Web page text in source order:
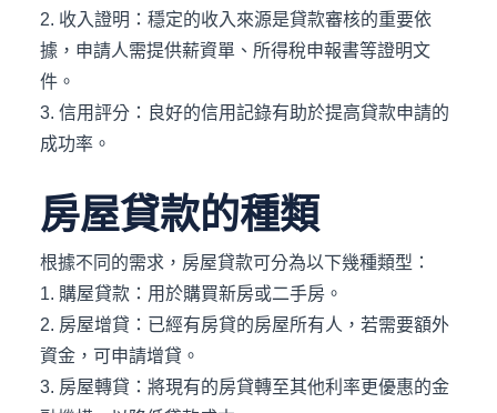
2. 收入證明：穩定的收入來源是貸款審核的重要依
據，申請人需提供薪資單、所得稅申報書等證明文
件。
3. 信用評分：良好的信用記錄有助於提高貸款申請的
成功率。
房屋貸款的種類
根據不同的需求，房屋貸款可分為以下幾種類型：
1. 購屋貸款：用於購買新房或二手房。
2. 房屋增貸：已經有房貸的房屋所有人，若需要額外
資金，可申請增貸。
3. 房屋轉貸：將現有的房貸轉至其他利率更優惠的金